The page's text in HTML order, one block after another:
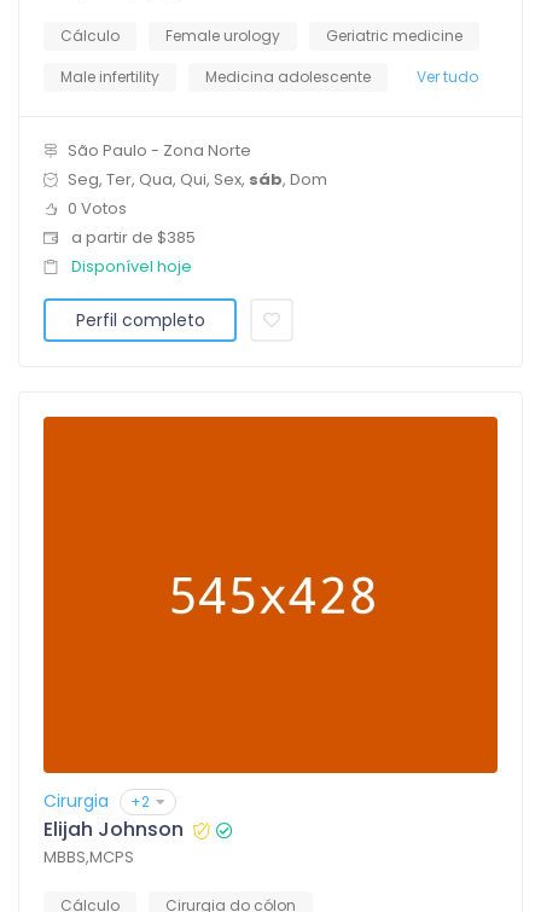
Cálculo Female urology
Geriatric medicine
Male infertility
Medicina adolescente Ver tudo
São Paulo - Zona Norte
Seg, Ter, Qua, Qui, Sex, sáb, Dom
0 Votos
a partir de $385
Disponível hoje
Perfil completo
Cirurgia +2
Elijah Johnson
MBBS,MCPS
Cálculo Cirurgia do cólon